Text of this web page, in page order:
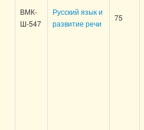
ВМК-
Ш-547
Русский язык и
развитие речи
75